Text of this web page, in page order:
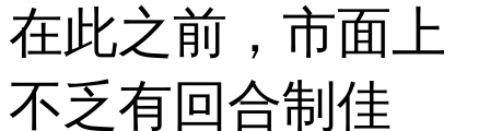
在此之前，市面上
不乏有回合制佳